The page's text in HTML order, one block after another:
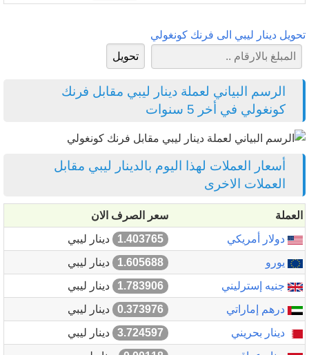
تحويل دينار ليبي الى فرنك كونغولي
الرسم البياني لعملة دينار ليبي مقابل فرنك
كونغولي في أخر 5 سنوات
أسعار العملات لهذا اليوم بالدينار ليبي مقابل
العملات الاخرى
العملة
سعر الصرف الان
دولار أمريكي
1.403765
دينار ليبي
يورو
1.605688
دينار ليبي
جنيه إسترليني
1.783906
دينار ليبي
درهم إماراتي
0.373976
دينار ليبي
دينار بحريني
3.724597
دينار ليبي